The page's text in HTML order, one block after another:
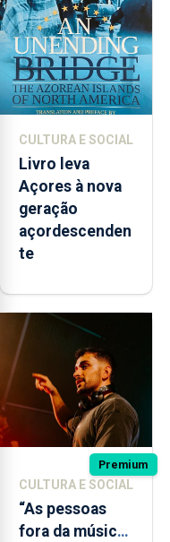
instrumentos
CULTURA E SOCIAL
Livro leva
Açores à nova
geração
açordescenden
te
Premium
CULTURA E SOCIAL
“As pessoas
fora da música